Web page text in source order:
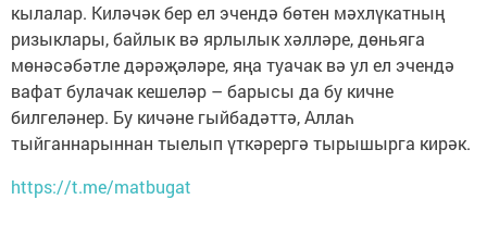
кылалар. Киләчәк бер ел эчендә бөтен мәхлүкатның
ризыклары, байлык вә ярлылык хәлләре, дөньяга
мөнәсәбәтле дәрәҗәләре, яңа туачак вә ул ел эчендә
вафат булачак кешеләр – барысы да бу кичне
билгеләнер. Бу кичәне гыйбадәттә, Аллаһ
тыйганнарыннан тыелып үткәрергә тырышырга кирәк.
https://t.me/matbugat